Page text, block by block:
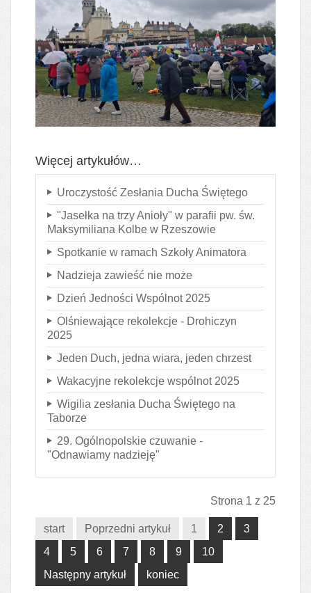
Więcej artykułów…
Uroczystość Zesłania Ducha Świętego
"Jasełka na trzy Anioły" w parafii pw. św.
Maksymiliana Kolbe w Rzeszowie
Spotkanie w ramach Szkoły Animatora
Nadzieja zawieść nie może
Dzień Jedności Wspólnot 2025
Olśniewające rekolekcje - Drohiczyn
2025
Jeden Duch, jedna wiara, jeden chrzest
Wakacyjne rekolekcje wspólnot 2025
Wigilia zesłania Ducha Świętego na
Taborze
29. Ogólnopolskie czuwanie -
"Odnawiamy nadzieję"
Strona 1 z 25
start Poprzedni artykuł 1 2
3
4
5 6 7 8 9
10
Następny artykuł
koniec